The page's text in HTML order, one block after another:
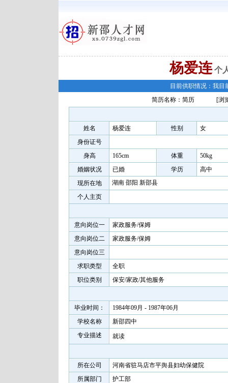
杨爱连 个
目前供职情况：我目
简历名称：简历
[浏
姓名 杨爱连 性别
女
身份证号
身高
165cm 体重
50kg
婚姻状况
已婚 学历
高中
现所在地
湖南 邵阳 新邵县
个人主页
意向岗位一
家政服务/保姆
意向岗位二
家政服务/保姆
意向岗位三
求职类型
全职
职位类别
保安/家政/其他服务
毕业时间：
1984年09月 - 1987年06月
学校名称
新邵四中
专业描述
就读
所在公司
河南省驻马店市平舆县妇幼保健院
所属部门
护工部